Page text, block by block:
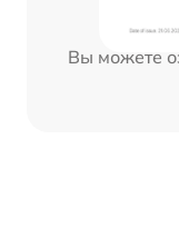
Вы можете